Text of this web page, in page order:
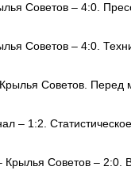
Советов – 4:0.
Советов – 4:0.
Советов. Перед
– 1:2.
Крылья Советов – 2:0.